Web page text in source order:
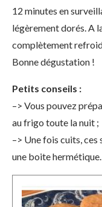
12 minutes en
légèrement dorés. A
complètement
Bonne dégustation !
Petits conseils :
–> Vous pouvez
au frigo toute la nuit ;
–> Une fois cuits, ces
une boite hermétique.